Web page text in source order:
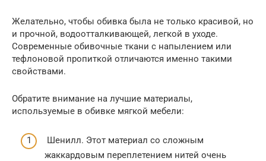
Желательно, чтобы обивка была не только красивой, но
и прочной, водоотталкивающей, легкой в уходе.
Современные обивочные ткани с напылением или
тефлоновой пропиткой отличаются именно такими
свойствами.
Обратите внимание на лучшие материалы,
используемые в обивке мягкой мебели:
Шенилл. Этот материал со сложным
жаккардовым переплетением нитей очень